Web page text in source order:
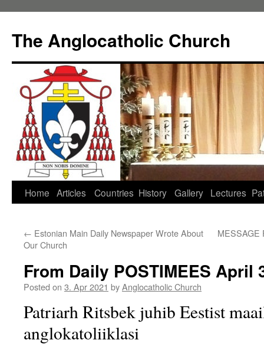
content
The Anglocatholic Church
Home Articles Countries History Gallery Lectures
← Estonian Main Daily Newspaper Wrote About
Our Church
MESSAGE
From Daily POSTIMEES April
Posted on 3. Apr 2021 byAnglocatholic Church
Patriarh Ritsbek juhib Eestist
anglokatoliiklasi